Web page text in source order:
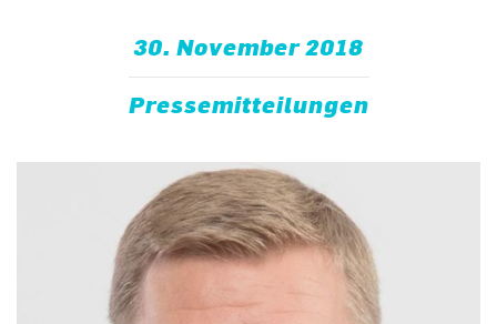
30. November 2018
Pressemitteilungen